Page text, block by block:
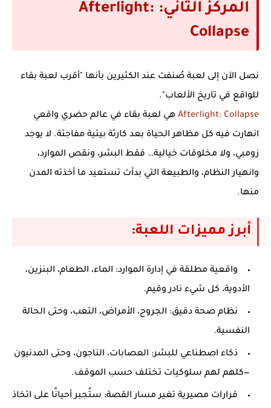
المركز الثاني: Afterlight:
Collapse
نصل الآن إلى لعبة صُنفت عند الكثيرين بأنها "أقرب لعبة بقاء
للواقع في تاريخ الألعاب".
Afterlight: Collapse هي لعبة بقاء في عالم حضري واقعي
انهارت فيه كل مظاهر الحياة بعد كارثة بيئية مفاجئة. لا يوجد
زومبي، ولا مخلوقات خيالية… فقط البشر، ونقص الموارد،
وانهيار النظام، والطبيعة التي بدأت تستعيد ما أخذته المدن
منها.
أبرز مميزات اللعبة:
واقعية مطلقة في إدارة الموارد: الماء، الطعام، البنزين،
الأدوية، كل شيء نادر وقيم.
نظام صحة دقيق: الجروح، الأمراض، التعب، وحتى الحالة
النفسية.
ذكاء اصطناعي للبشر: العصابات، الناجون، وحتى المدنيون
—كلهم لهم سلوكيات تختلف حسب الموقف.
قرارات مصيرية تغير مسار القصة: ستُجبر أحيانًا على اتخاذ